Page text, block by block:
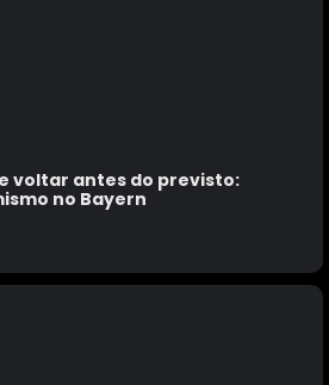
voltar antes do previsto:
no Bayern